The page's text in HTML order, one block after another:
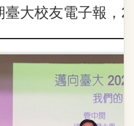
臺大校友電子報，